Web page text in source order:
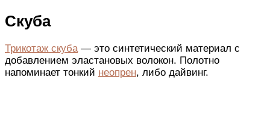
Скуба
Трикотаж скуба— это синтетический материал с
добавлением эластановых волокон. Полотно
напоминает тонкий неопрен, либо дайвинг.